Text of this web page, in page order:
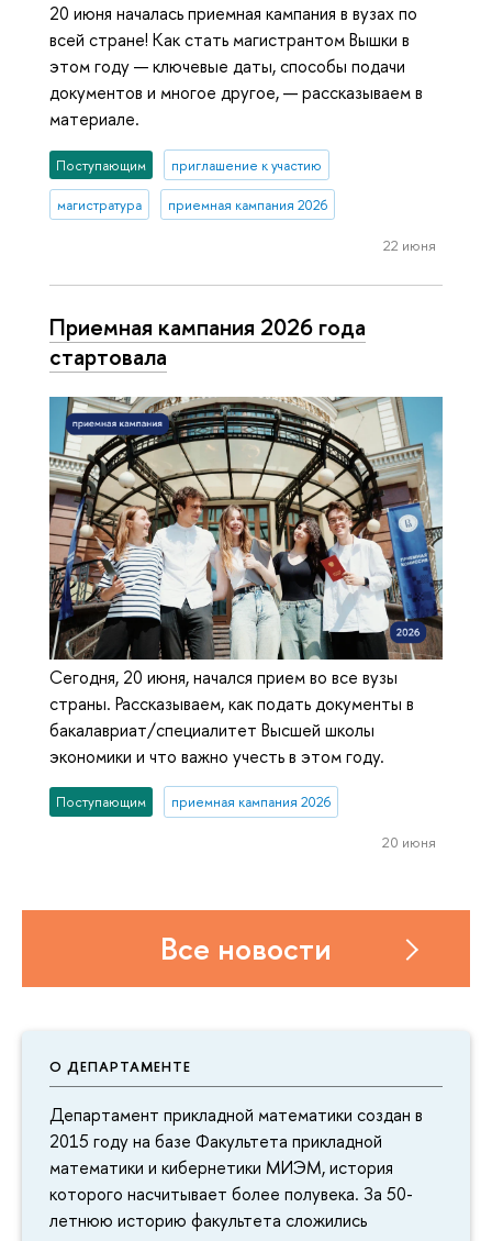
О ДЕПАРТАМЕНТЕ
Департамент прикладной математики создан в
2015 году на базе Факультета прикладной
математики и кибернетики МИЭМ, история
которого насчитывает более полувека. За 50-
летнюю историю факультета сложились
20 июня началась приемная кампания в вузах по
всей стране! Как стать магистрантом Вышки в
этом году — ключевые даты, способы подачи
документов и многое другое, — рассказываем в
материале.
Поступающим приглашение к участию
магистратура приемная кампания 2026
22 июня
Приемная кампания 2026 года
стартовала
Сегодня, 20 июня, начался прием во все вузы
страны. Рассказываем, как подать документы в
бакалавриат/специалитет Высшей школы
экономики и что важно учесть в этом году.
Поступающим приемная кампания 2026
20 июня
Все новости